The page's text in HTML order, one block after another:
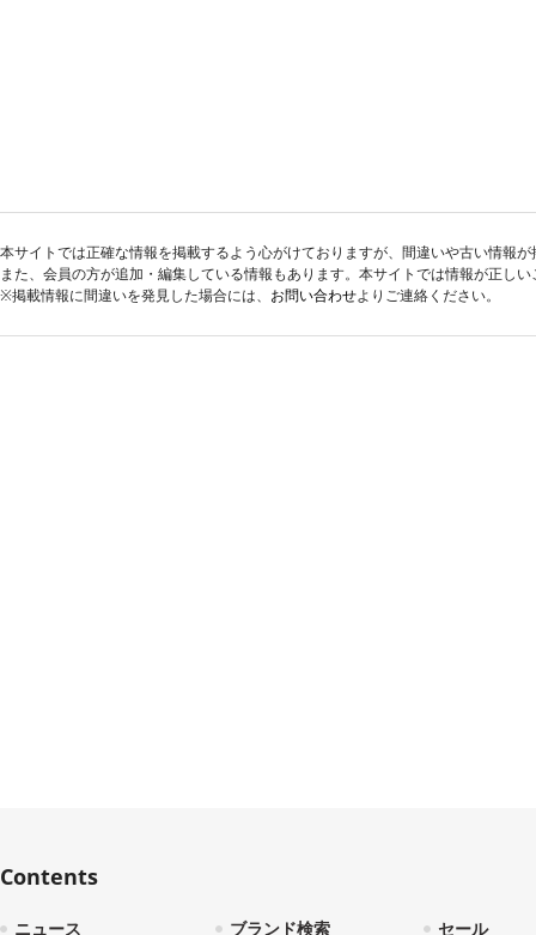
本サイトでは正確な情報を掲載するよう心がけておりますが、間違いや古い情報
また、会員の方が追加・編集している情報もあります。本サイトでは情報が正し
※掲載情報に間違いを発見した場合には、 お問い合わせよりご連絡ください。
Contents
ニュース ブランド検索 セール